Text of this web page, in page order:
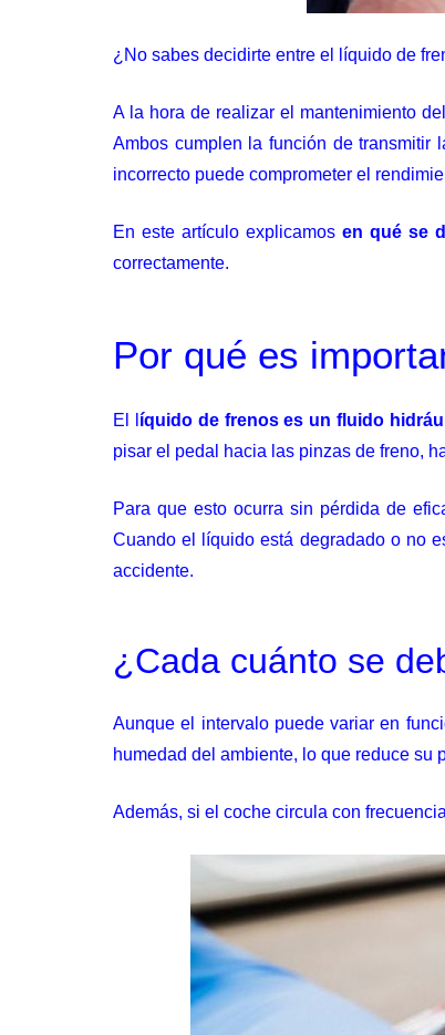
¿No sabes decidirte entre el líquido de
A la hora de realizar el mantenimiento
Ambos cumplen la función de transmitir
incorrecto puede comprometer el
En este artículo explicamos en qué se
correctamente.
Por qué es
El íquido de frenoses un fluido
pisar el pedal hacia las pinzas de freno,
Para que esto ocurra sin pérdida de
Cuando el líquido está degradado o no
accidente.
¿Cada cuánto se
Aunque el intervalo puede variar en
humedad del ambiente, lo que reduce su
Además, si el coche circula con